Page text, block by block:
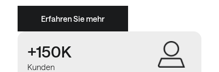
Erfahren Sie mehr
+150K
Kunden